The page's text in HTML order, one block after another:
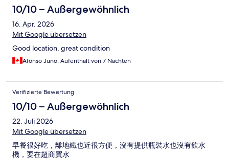
10/10 – Außergewöhnlich
16. Apr. 2026
Mit Google übersetzen
Good location, great condition
Afonso Juno, Aufenthalt von 7 Nächten
Verifizierte Bewertung
10/10 – Außergewöhnlich
22. Juli 2026
Mit Google übersetzen
早餐很好吃，離地鐵也近很方便，沒有提供瓶裝水也沒有飲水
機，要在超商買水